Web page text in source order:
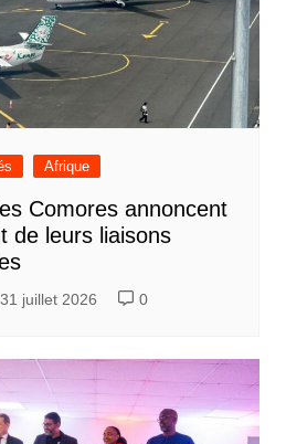
Afrique
Comores annoncent
de leurs liaisons
31 juillet 2026 0